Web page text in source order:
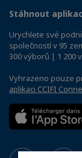
Stáhnout
Urychlete své
společností v 95
300 výborů | 1 200
Vyhrazeno pouze
aplikaci CCIFI